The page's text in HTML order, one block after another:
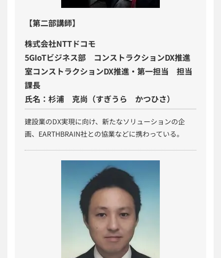
【第二部講師】
株式会社NTTドコモ
5GIoTビジネス部 コンストラクションDX推進
室コンストラクションDX推進・第一担当 担当
課長
氏名：杉浦 克尚（すぎうら かつひさ）
建設業のDX実現に向け、新たなソリューションの企
画、EARTHBRAIN社との協業などに携わっている。